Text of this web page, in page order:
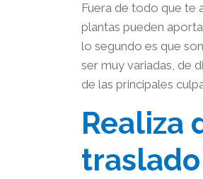
Fuera de todo que te
plantas pueden
lo segundo es que
ser muy variadas, de
de las principales
Realiza